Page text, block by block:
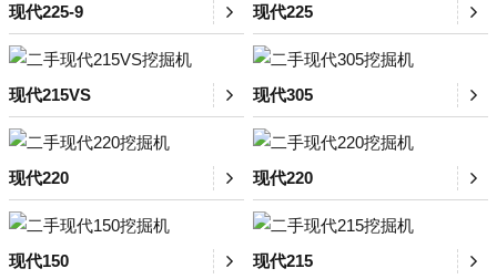
现代225-9 现代225
现代215VS 现代305
现代220 现代220
现代150 现代215